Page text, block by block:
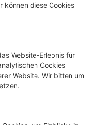
können diese Cookies
Website-Erlebnis für
Cookies
Website. Wir bitten um